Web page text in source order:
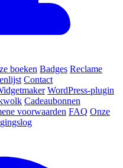
boeken Badges Reclame
Contact
WordPress-plugin
Cadeaubonnen
voorwaarden FAQ Onze